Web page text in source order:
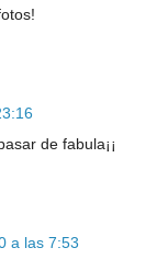
de fabula¡¡
a las 7:53